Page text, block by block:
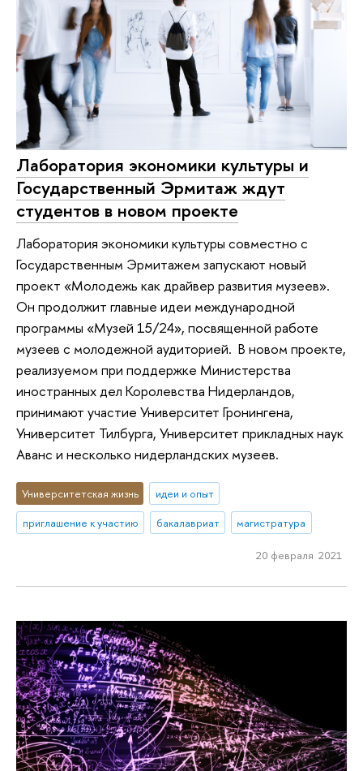
Лаборатория экономики культуры и
Государственный Эрмитаж ждут
студентов в новом проекте
Лаборатория экономики культуры совместно c
Государственным Эрмитажем запускают новый
проект «Молодежь как драйвер развития музеев».
Он продолжит главные идеи международной
программы «Музей 15/24», посвященной работе
музеев с молодежной аудиторией. В новом проекте,
реализуемом при поддержке Министерства
иностранных дел Королевства Нидерландов,
принимают участие Университет Гронингена,
Университет Тилбурга, Университет прикладных наук
Аванс и несколько нидерландских музеев.
Университетская жизнь
идеи и опыт
приглашение к участию
бакалавриат магистратура
20 февраля 2021